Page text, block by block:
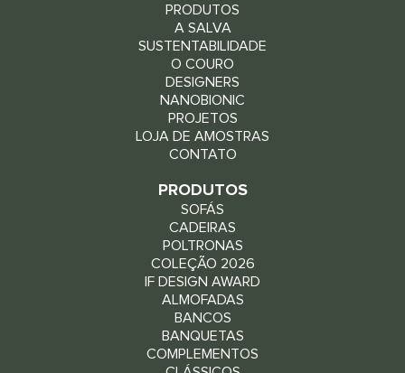
PRODUTOS
A SALVA
SUSTENTABILIDADE
O COURO
DESIGNERS
NANOBIONIC
PROJETOS
LOJA DE AMOSTRAS
CONTATO
PRODUTOS
SOFÁS
CADEIRAS
POLTRONAS
COLEÇÃO 2026
IF DESIGN AWARD
ALMOFADAS
BANCOS
BANQUETAS
COMPLEMENTOS